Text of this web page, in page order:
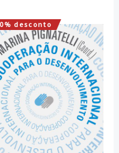
desconto
O
preço
original
era:
16,00 €.
O
preço
atual
é:
14,40 €.